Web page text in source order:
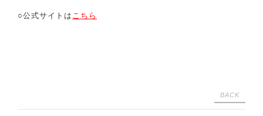
○公式サイトは こちら
BACK